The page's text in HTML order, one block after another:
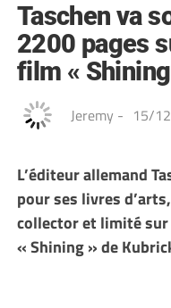
Taschen va
2200 pages
film «
Jeremy - 15/
L’éditeur allemand
pour ses livres
collector et limité
« Shining » de